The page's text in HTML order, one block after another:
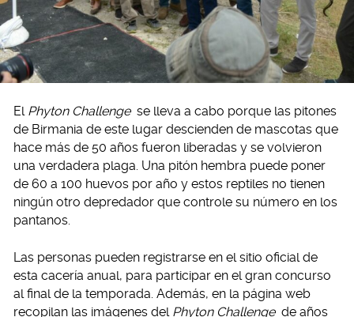
El Phyton Challenge se lleva a cabo porque las pitones
de Birmania de este lugar descienden de mascotas que
hace más de 50 años fueron liberadas y se volvieron
una verdadera plaga. Una pitón hembra puede poner
de 60 a 100 huevos por año y estos reptiles no tienen
ningún otro depredador que controle su número en los
pantanos.
Las personas pueden registrarse en el sitio oficial de
esta cacería anual, para participar en el gran concurso
al final de la temporada. Además, en la página web
recopilan las imágenes del Phyton Challenge de años